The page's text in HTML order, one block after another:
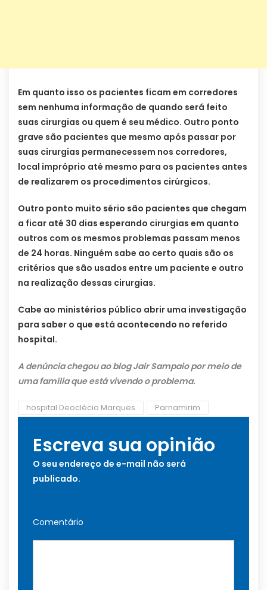
Em quanto isso os pacientes ficam em corredores
sem nenhuma informação de quando será feito
suas cirurgias ou quem é seu médico. Outro ponto
grave são pacientes que mesmo após passar por
suas cirurgias permanecessem nos corredores,
local impróprio até mesmo para os pacientes antes
de realizarem os procedimentos cirúrgicos.
Outro ponto muito sério são pacientes que chegam
a ficar até 30 dias esperando cirurgias em quanto
outros com os mesmos problemas passam menos
de 24 horas. Ninguém sabe ao certo quais são os
critérios que são usados entre um paciente e outro
na realização dessas cirurgias.
Cabe ao ministérios público abrir uma investigação
para saber o que está acontecendo no referido
hospital.
A denúncia chegou ao blog Jair Sampaio por meio de
uma família que está vivendo o problema.
hospital Deoclécio Marques Parnamirim
Escreva sua opinião
O seu endereço de e-mail não será
publicado.
Comentário